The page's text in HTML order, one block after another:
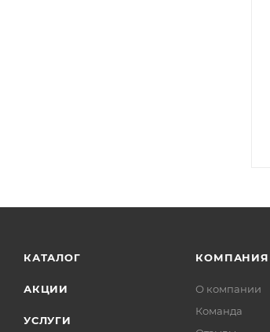
КАТАЛОГ
АКЦИИ
УСЛУГИ
КОМПАНИЯ
О компании
Команда